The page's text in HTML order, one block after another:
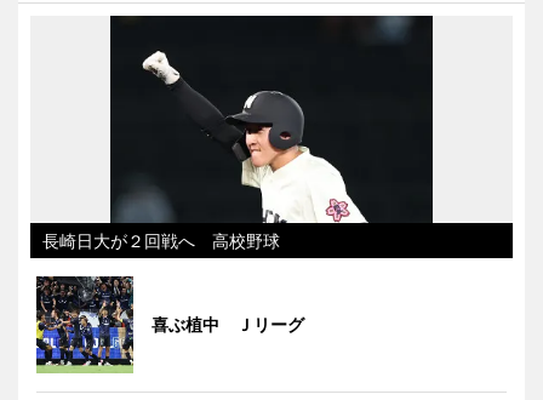
長崎日大が２回戦へ 高校野球
喜ぶ植中 Ｊリーグ